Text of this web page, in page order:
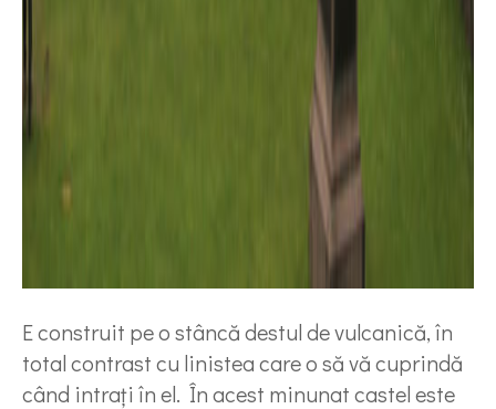
E construit pe o stâncă destul de vulcanică, în
total contrast cu linistea care o să vă cuprindă
când intrați în el. În acest minunat castel este